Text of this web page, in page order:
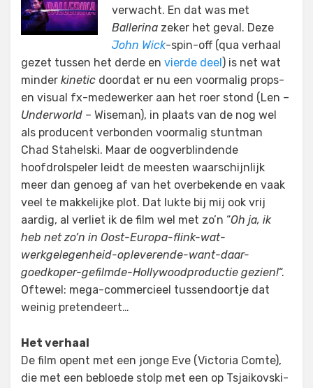
verwacht. En dat was met
Ballerina zeker het geval. Deze
John Wick-spin-off (qua verhaal
gezet tussen het derde en vierde deel) is net wat
minder kinetic doordat er nu een voormalig props-
en visual fx-medewerker aan het roer stond (Len –
Underworld – Wiseman), in plaats van de nog wel
als producent verbonden voormalig stuntman
Chad Stahelski. Maar de oogverblindende
hoofdrolspeler leidt de meesten waarschijnlijk
meer dan genoeg af van het overbekende en vaak
veel te makkelijke plot. Dat lukte bij mij ook vrij
aardig, al verliet ik de film wel met zo’n “Oh ja, ik
heb net zo’n in Oost-Europa-flink-wat-
werkgelegenheid-opleverende-want-daar-
goedkoper-gefilmde-Hollywoodproductie gezien!“.
Oftewel: mega-commercieel tussendoortje dat
weinig pretendeert…
Het verhaal
De film opent met een jonge Eve (Victoria Comte),
die met een bebloede stolp met een op Tsjaikovski-